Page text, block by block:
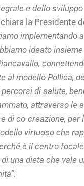
e dello
la Presidente
implementando a
ideato
al modello Pollica,
di salute,
attraverso le
di co-creazione, per
virtuoso che
è il centro
una dieta che vale